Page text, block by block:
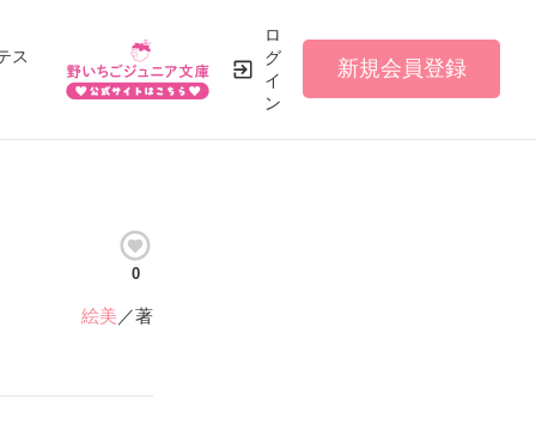
ス
ロ
グ
イ
ン
新規会員登録
0
絵美 ／著